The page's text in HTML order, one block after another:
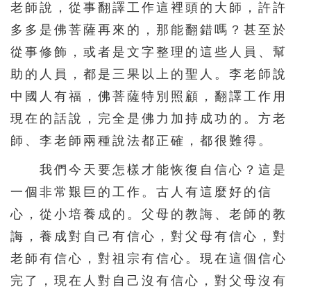
老師說，從事翻譯工作這裡頭的大師，許許
多多是佛菩薩再來的，那能翻錯嗎？甚至於
從事修飾，或者是文字整理的這些人員、幫
助的人員，都是三果以上的聖人。李老師說
中國人有福，佛菩薩特別照顧，翻譯工作用
現在的話說，完全是佛力加持成功的。方老
師、李老師兩種說法都正確，都很難得。
我們今天要怎樣才能恢復自信心？這是
一個非常艱巨的工作。古人有這麼好的信
心，從小培養成的。父母的教誨、老師的教
誨，養成對自己有信心，對父母有信心，對
老師有信心，對祖宗有信心。現在這個信心
完了，現在人對自己沒有信心，對父母沒有